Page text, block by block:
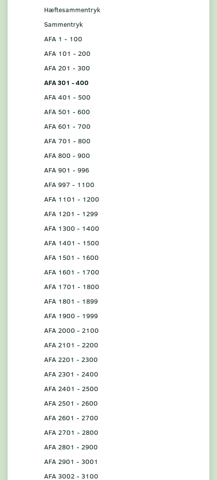
Hæftesammentryk
Sammentryk
AFA 1 - 100
AFA 101 - 200
AFA 201 - 300
AFA 301 - 400
AFA 401 - 500
AFA 501 - 600
AFA 601 - 700
AFA 701 - 800
AFA 800 - 900
AFA 901 - 996
AFA 997 - 1100
AFA 1101 - 1200
AFA 1201 - 1299
AFA 1300 - 1400
AFA 1401 - 1500
AFA 1501 - 1600
AFA 1601 - 1700
AFA 1701 - 1800
AFA 1801 - 1899
AFA 1900 - 1999
AFA 2000 - 2100
AFA 2101 - 2200
AFA 2201 - 2300
AFA 2301 - 2400
AFA 2401 - 2500
AFA 2501 - 2600
AFA 2601 - 2700
AFA 2701 - 2800
AFA 2801 - 2900
AFA 2901 - 3001
AFA 3002 - 3100